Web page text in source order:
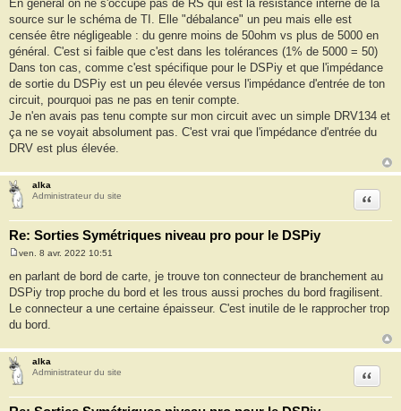
En général on ne s'occupe pas de RS qui est la résistance interne de la
source sur le schéma de TI. Elle "débalance" un peu mais elle est
censée être négligeable : du genre moins de 50ohm vs plus de 5000 en
général. C'est si faible que c'est dans les tolérances (1% de 5000 = 50)
Dans ton cas, comme c'est spécifique pour le DSPiy et que l'impédance
de sortie du DSPiy est un peu élevée versus l'impédance d'entrée de ton
circuit, pourquoi pas ne pas en tenir compte.
Je n'en avais pas tenu compte sur mon circuit avec un simple DRV134 et
ça ne se voyait absolument pas. C'est vrai que l'impédance d'entrée du
DRV est plus élevée.
alka
Administrateur du site
Re: Sorties Symétriques niveau pro pour le DSPiy
Citation
s
s
g
e
ven. 8 avr. 2022 10:51
en parlant de bord de carte, je trouve ton connecteur de branchement au
DSPiy trop proche du bord et les trous aussi proches du bord fragilisent.
Le connecteur a une certaine épaisseur. C'est inutile de le rapprocher trop
du bord.
alka
Administrateur du site
Citation